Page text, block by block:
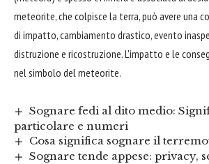
meteorite, che colpisce la terra, può avere una
di impatto, cambiamento drastico, evento
distruzione e ricostruzione. L'impatto e le
nel simbolo del meteorite.
Sognare fedi al dito medio:
particolare e numeri
Cosa significa sognare il
Sognare tende appese: privacy,